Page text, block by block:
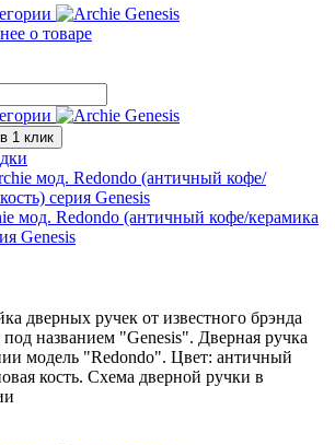
о товаре
1 клик
мод. Redondo (античный кофе/керамика
Genesis
дверных ручек от известного брэнда
названием "Genesis". Дверная ручка
модель "Redondo". Цвет: античный
кость. Схема дверной ручки в